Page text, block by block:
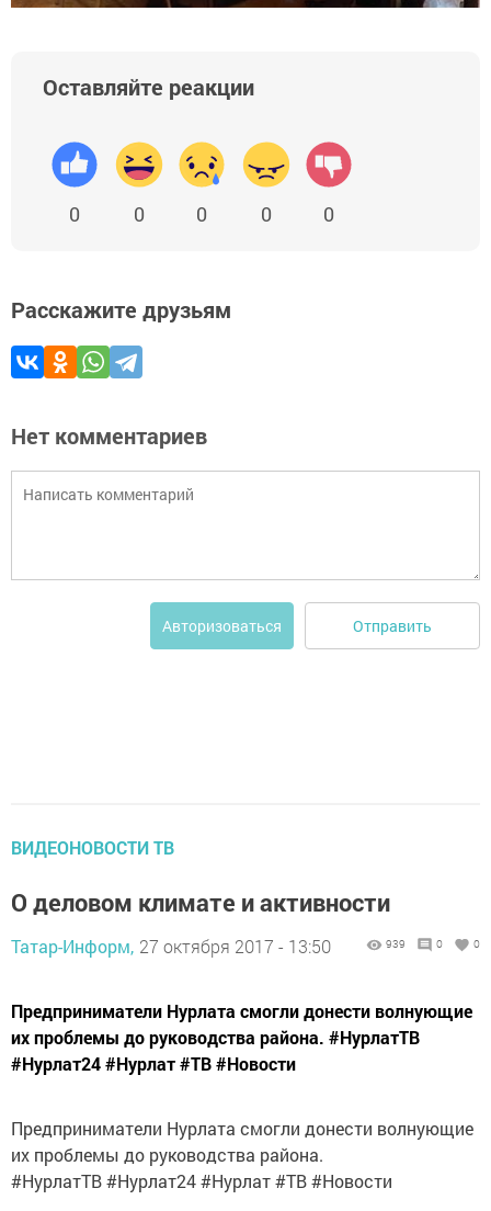
Оставляйте реакции
0 0 0 0 0
Расскажите друзьям
Нет комментариев
Авторизоваться Отправить
ВИДЕОНОВОСТИ ТВ
О деловом климате и активности
Татар-Информ, 27 октября 2017 - 13:50 939 0 0
Предприниматели Нурлата смогли донести волнующие
их проблемы до руководства района. #НурлатТВ
#Нурлат24 #Нурлат #ТВ #Новости
Предприниматели Нурлата смогли донести волнующие
их проблемы до руководства района.
#НурлатТВ #Нурлат24 #Нурлат #ТВ #Новости